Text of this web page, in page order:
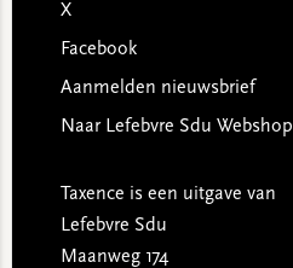
X
Facebook
Aanmelden nieuwsbrief
Naar Lefebvre Sdu Webshop
Taxence is een uitgave van
Lefebvre Sdu
Maanweg 174